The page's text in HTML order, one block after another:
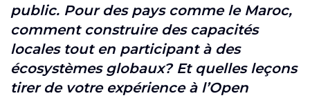
public. Pour des pays comme le Maroc,
comment construire des capacités
locales tout en participant à des
écosystèmes globaux? Et quelles leçons
tirer de votre expérience à l’Open